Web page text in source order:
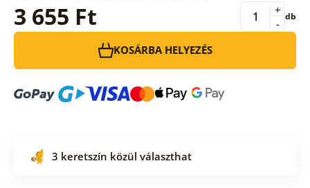
3 655 Ft -
+ db
KOSÁRBA HELYEZÉS
3 keretszín közül választhat